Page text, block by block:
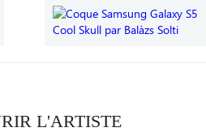
L'ARTISTE